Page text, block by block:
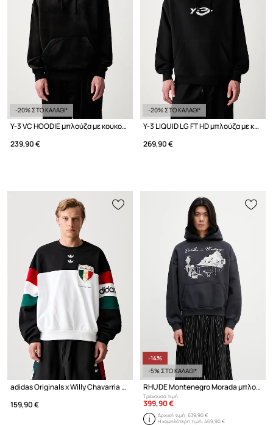
-20% ΣΤΟ ΚΑΛΑΘΙ*
Y-3 VC HOODIE μπλούζα με κουκούλα βελούρ ανδρική
239,90 €
-20% ΣΤΟ ΚΑΛΑΘΙ*
Y-3 LIQUID LG FT HD μπλούζα με κουκούλα βαμβακερή ανδρική
269,90 €
adidas Originals x Willy Chavarria μπλούζα βαμβακερή ανδρική
159,90 €
-14%
-5% ΣΤΟ ΚΑΛΑΘΙ*
RHUDE Montenegro Morada μπλούζα ανδρική βαμβακερή
Τρέχουσα τιμή:
399,90 €
Αρχική τιμή:639,90 €
Η χαμηλότερη τιμή:469,90 €